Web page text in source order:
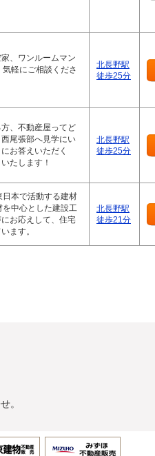
、ワンルームマン
軽にご相談くださ
北長野駅
徒歩25分
、不動産屋ってど
尾張部へ見学にい
お答えいただく
たします！
北長野駅
徒歩25分
本で活動する建材
中心とした建設工
お応えして、住宅
ます。
北長野駅
徒歩21分
。